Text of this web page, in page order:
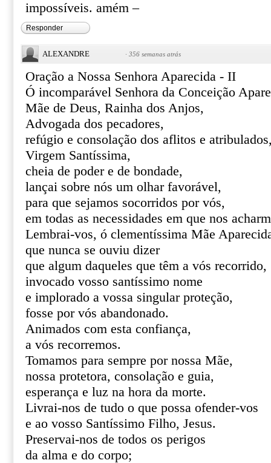
impossíveis. amém –
Responder
ALEXANDRE · 356 semanas atrás
Oração a Nossa Senhora Aparecida - II
Ó incomparável Senhora da Conceição
Mãe de Deus, Rainha dos Anjos,
Advogada dos pecadores,
refúgio e consolação dos aflitos e
Virgem Santíssima,
cheia de poder e de bondade,
lançai sobre nós um olhar favorável,
para que sejamos socorridos por vós,
em todas as necessidades em que nos
Lembrai-vos, ó clementíssima Mãe
que nunca se ouviu dizer
que algum daqueles que têm a vós recorrido,
invocado vosso santíssimo nome
e implorado a vossa singular proteção,
fosse por vós abandonado.
Animados com esta confiança,
a vós recorremos.
Tomamos para sempre por nossa Mãe,
nossa protetora, consolação e guia,
esperança e luz na hora da morte.
Livrai-nos de tudo o que possa ofender-vos
e ao vosso Santíssimo Filho, Jesus.
Preservai-nos de todos os perigos
da alma e do corpo;